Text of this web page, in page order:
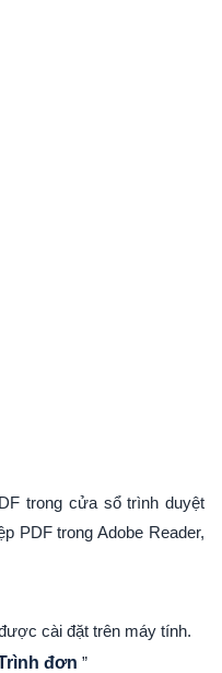
trong cửa sổ trình duyệt
PDF trong Adobe Reader,
cài đặt trên máy tính.
đơn ”